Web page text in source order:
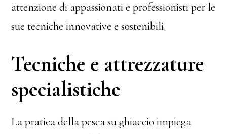
attenzione di appassionati e professionisti per le
sue tecniche innovative e sostenibili.
Tecniche e attrezzature
specialistiche
La pratica della pesca su ghiaccio impiega